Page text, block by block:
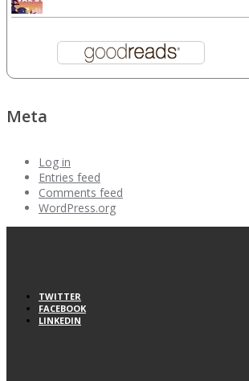
Meta
Log in
Entries feed
Comments feed
WordPress.org
TWITTER
FACEBOOK
LINKEDIN